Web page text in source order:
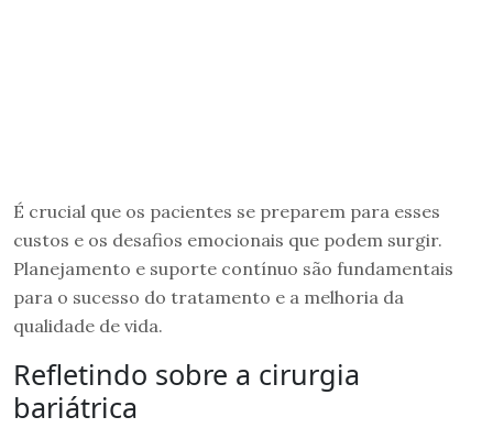
É crucial que os pacientes se preparem para esses
custos e os desafios emocionais que podem surgir.
Planejamento e suporte contínuo são fundamentais
para o sucesso do tratamento e a melhoria da
qualidade de vida.
Refletindo sobre a cirurgia
bariátrica